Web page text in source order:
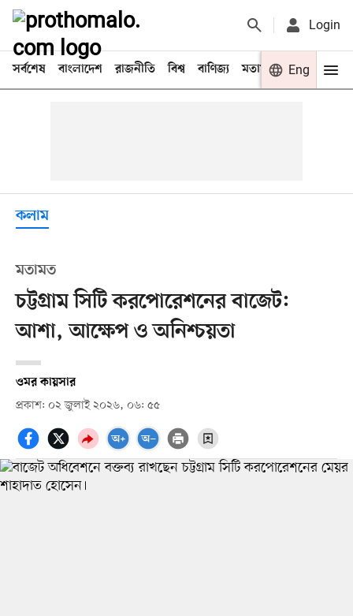
Login
সর্বশেষ বাংলাদেশ রাজনীতি বিশ্ব বাণিজ্য মতামত খেলা
Eng
কলাম
মতামত
চট্টগ্রাম সিটি করপোরেশনের বাজেট:
আশা, আক্ষেপ ও অনিশ্চয়তা
ওমর কায়সার
প্রকাশ: ০২ জুলাই ২০২৬, ০৬: ৫৫